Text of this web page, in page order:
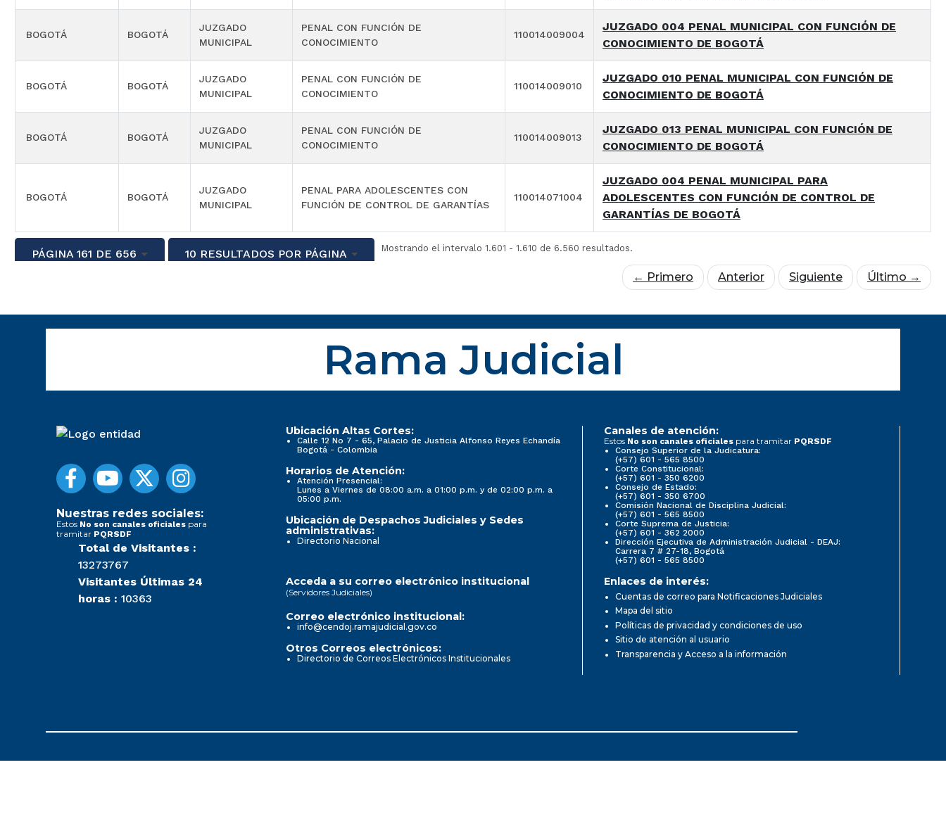
BOGOTÁ BOGOTÁ
JUZGADO
MUNICIPAL
PENAL CON FUNCIÓN DE
CONOCIMIENTO
110014009004
JUZGADO 004 PENAL MUNICIPAL CON FUNCIÓN DE
CONOCIMIENTO DE BOGOTÁ
BOGOTÁ BOGOTÁ
JUZGADO
MUNICIPAL
PENAL CON FUNCIÓN DE
CONOCIMIENTO
110014009010
JUZGADO 010 PENAL MUNICIPAL CON FUNCIÓN DE
CONOCIMIENTO DE BOGOTÁ
BOGOTÁ BOGOTÁ
JUZGADO
MUNICIPAL
PENAL CON FUNCIÓN DE
CONOCIMIENTO
110014009013
JUZGADO 013 PENAL MUNICIPAL CON FUNCIÓN DE
CONOCIMIENTO DE BOGOTÁ
BOGOTÁ BOGOTÁ
JUZGADO
MUNICIPAL
PENAL PARA ADOLESCENTES CON
FUNCIÓN DE CONTROL DE GARANTÍAS
110014071004
JUZGADO 004 PENAL MUNICIPAL PARA
ADOLESCENTES CON FUNCIÓN DE CONTROL DE
GARANTÍAS DE BOGOTÁ
PÁGINA 161 DE 656 10 RESULTADOS POR PÁGINA Mostrando el intervalo 1.601 - 1.610 de 6.560 resultados.
← Primero Anterior Siguiente Último →
Rama Judicial
Nuestras redes sociales:
Estos No son canales oficiales para
tramitar PQRSDF
Total de Visitantes :
13273767
Visitantes Últimas 24
horas : 10363
Ubicación Altas Cortes:
Calle 12 No 7 - 65, Palacio de Justicia Alfonso Reyes Echandía
Bogotá - Colombia
Horarios de Atención:
Atención Presencial:
Lunes a Viernes de 08:00 a.m. a 01:00 p.m. y de 02:00 p.m. a
05:00 p.m.
Ubicación de Despachos Judiciales y Sedes
administrativas:
Directorio Nacional
Canales de atención:
Estos No son canales oficiales para tramitar PQRSDF
Consejo Superior de la Judicatura:
(+57) 601 - 565 8500
Corte Constitucional:
(+57) 601 - 350 6200
Consejo de Estado:
(+57) 601 - 350 6700
Comisión Nacional de Disciplina Judicial:
(+57) 601 - 565 8500
Corte Suprema de Justicia:
(+57) 601 - 362 2000
Dirección Ejecutiva de Administración Judicial - DEAJ:
Carrera 7 # 27-18, Bogotá
(+57) 601 - 565 8500
Acceda a su correo electrónico institucional
(Servidores Judiciales)
Correo electrónico institucional:
info@cendoj.ramajudicial.gov.co
Otros Correos electrónicos:
Directorio de Correos Electrónicos Institucionales
Enlaces de interés:
Cuentas de correo para Notificaciones Judiciales
Mapa del sitio
Políticas de privacidad y condiciones de uso
Sitio de atención al usuario
Transparencia y Acceso a la información